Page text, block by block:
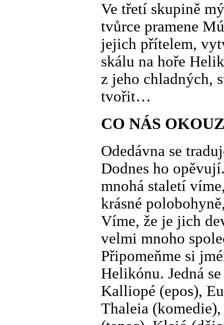
Ve třetí skupině
tvůrce pramene
jejich přítelem,
skálu na hoře
z jeho chladných,
tvořit…
CO NÁS
Odedávna se
Dodnes ho
mnohá staletí
krásné
Víme, že je jich
velmi mnoho
Připomeňme si
Helikónu. Jedná
Kalliopé (epos),
Thaleia